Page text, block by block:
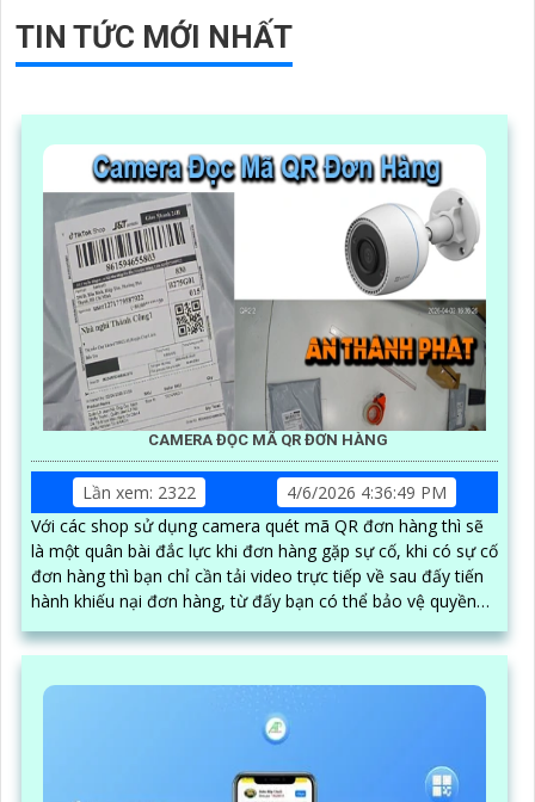
TIN TỨC MỚI NHẤT
CAMERA ĐỌC MÃ QR ĐƠN HÀNG
Lần xem: 2322
4/6/2026 4:36:49 PM
Với các shop sử dụng camera quét mã QR đơn hàng thì sẽ
là một quân bài đắc lực khi đơn hàng gặp sự cố, khi có sự cố
đơn hàng thì bạn chỉ cần tải video trực tiếp về sau đấy tiến
hành khiếu nại đơn hàng, từ đấy bạn có thể bảo vệ quyền